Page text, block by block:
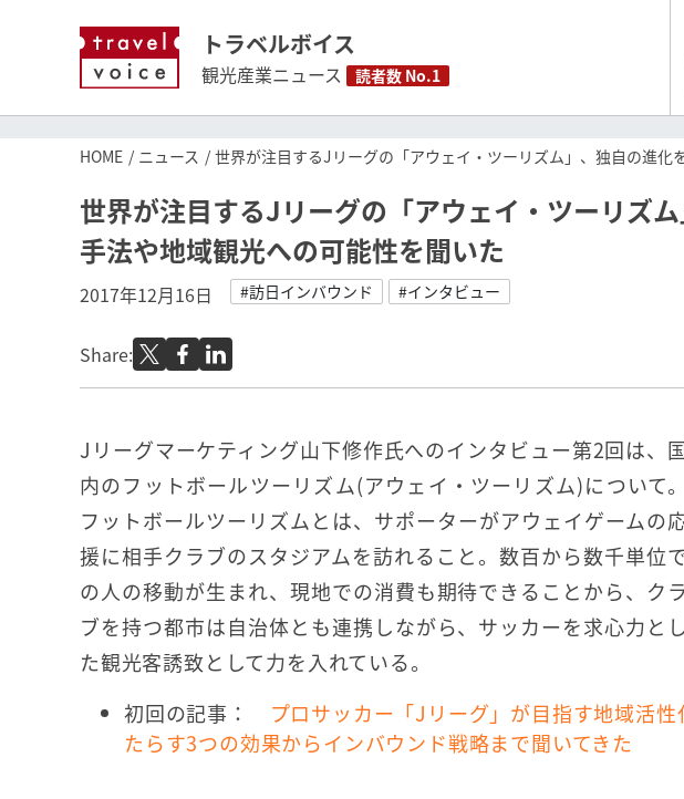
トラベルボイス
観光産業ニュース 読者数 No.1
HOME ニュース 世界が注目するJリーグの「アウェイ・ツーリズム」、独自の進化
世界が注目するJリーグの「アウェイ・ツーリズ
手法や地域観光への可能性を聞いた
2017年12月16日 #訪日インバウンド #インタビュー
Share:
Jリーグマーケティング山下修作氏へのインタビュー第2回は、
内のフットボールツーリズム(アウェイ・ツーリズム)について。
フットボールツーリズムとは、サポーターがアウェイゲームの
援に相手クラブのスタジアムを訪れること。数百から数千単位
の人の移動が生まれ、現地での消費も期待できることから、クラ
ブを持つ都市は自治体とも連携しながら、サッカーを求心力とし
た観光客誘致として力を入れている。
初回の記事： プロサッカー「Jリーグ」が目指す地域活
たらす3つの効果からインバウンド戦略まで聞いてきた